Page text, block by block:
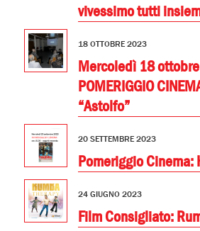
vivessimo tutti
18 OTTOBRE 2023
Mercoledì 18
POMERIGGIO
“Astolfo”
20 SETTEMBRE 2023
Pomeriggio Cinema:
24 GIUGNO 2023
Film Consigliato: